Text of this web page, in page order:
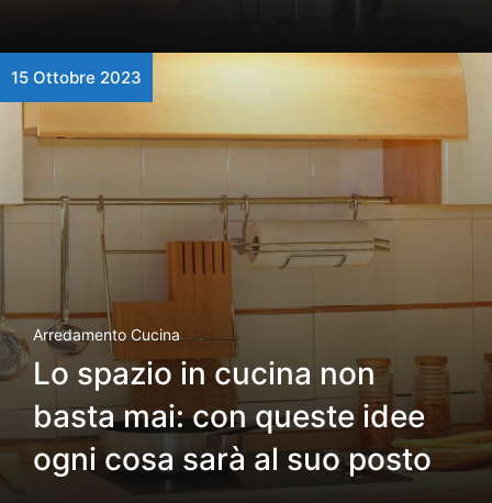
15 Ottobre 2023
Arredamento Cucina
Lo spazio in cucina non
basta mai: con queste idee
ogni cosa sarà al suo posto